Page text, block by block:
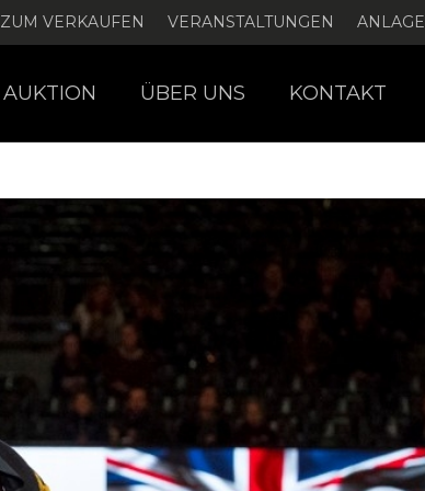
ZUM VERKAUFEN VERANSTALTUNGEN ANLAGE
AUKTION ÜBER UNS KONTAKT